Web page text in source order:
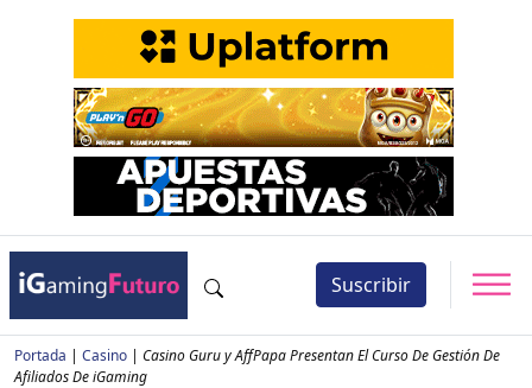
Suscribir
Portada | Casino | Casino Guru y AffPapa Presentan El Curso De Gestión De
Afiliados De iGaming